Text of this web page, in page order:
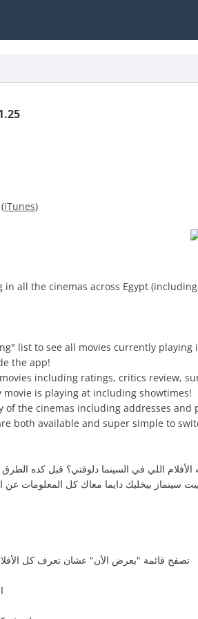
iTunes)
all the cinemas across Egypt
list to see all movies currently playing
the app!
including ratings, critics review,
movie is playing at including showtimes!
of the cinemas including addresses and
both available and super simple to
اللي في السينما دلوقتي؟ قبل كده الطرق
سينماز بيخليك دايما معاك كل المعلومات عن
تصفح قائمة "يعرض الأن" عشان تعرف كل